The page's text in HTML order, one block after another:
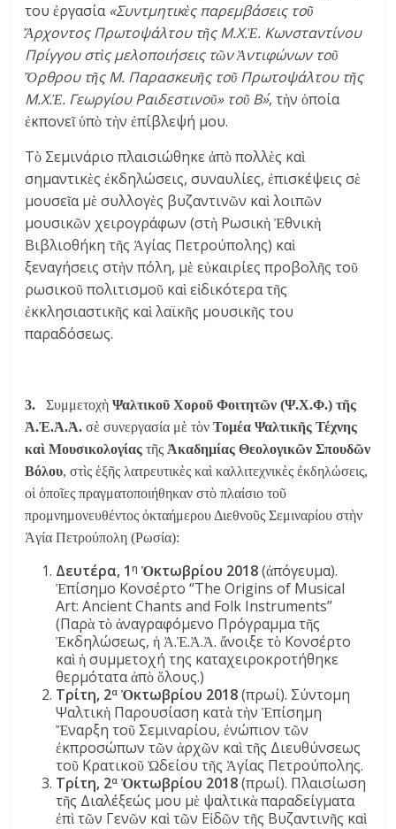
του ἐργασία«Συντμητικὲς παρεμβάσεις τοῦ
Ἄρχοντος Πρωτοψάλτου τῆς Μ.Χ.Ἐ. Κωνσταντίνου
Πρίγγου στὶς μελοποιήσεις τῶν Ἀντιφώνων τοῦ
Ὄρθρου τῆς Μ. Παρασκευῆς τοῦ Πρωτοψάλτου τῆς
Μ.Χ.Ἐ. Γεωργίου Ραιδεστινοῦ» τοῦ Β΄», τὴν ὁποία
ἐκπονεῖ ὑπὸ τὴν ἐπίβλεψή μου.
Τὸ Σεμινάριο πλαισιώθηκε ἀπὸ πολλὲς καὶ
σημαντικὲς ἐκδηλώσεις, συναυλίες, ἐπισκέψεις σὲ
μουσεῖα μὲ συλλογὲς βυζαντινῶν καὶ λοιπῶν
μουσικῶν χειρογράφων (στὴ Ρωσικὴ Ἐθνικὴ
Βιβλιοθήκη τῆς Ἁγίας Πετρούπολης) καὶ
ξεναγήσεις στὴν πόλη, μὲ εὐκαιρίες προβολῆς τοῦ
ρωσικοῦ πολιτισμοῦ καὶ εἰδικότερα τῆς
ἐκκλησιαστικῆς καὶ λαϊκῆς μουσικῆς του
παραδόσεως.
3.ΣυμμετοχὴΨαλτικοῦ Χοροῦ Φοιτητῶν (Ψ.Χ.Φ.) τῆς
Ἀ.Ἐ.Ἀ.Ἀ.σὲ συνεργασία μὲ τὸνΤομέα Ψαλτικῆς Τέχνης
καὶ Μουσικολογίαςτῆς Ἀκαδημίας Θεολογικῶν Σπουδῶν
Βόλου,στὶς ἑξῆς λατρευτικὲς καὶ καλλιτεχνικὲς ἐκδηλώσεις,
οἱ ὁποῖες πραγματοποιήθηκαν στὸ πλαίσιο τοῦ
προμνημονευθέντος ὀκταήμερου Διεθνοῦς Σεμιναρίου στὴν
Ἁγία Πετρούπολη (Ρωσία):
Δευτέρα, 1η Ὀκτωβρίου 2018(ἀπόγευμα).
Ἐπίσημο Κονσέρτο “The Origins of Musical
Art: Ancient Chants and Folk Instruments”
(Παρὰ τὸ ἀναγραφόμενο Πρόγραμμα τῆς
Ἐκδηλώσεως, ἡ Ἀ.Ἐ.Ἀ.Ἀ. ἄνοιξε τὸ Κονσέρτο
καὶ ἡ συμμετοχή της καταχειροκροτήθηκε
θερμότατα ἀπὸ ὅλους.)
Τρίτη, 2α Ὀκτωβρίου 2018(πρωί). Σύντομη
Ψαλτικὴ Παρουσίαση κατὰ τὴν Ἐπίσημη
Ἔναρξη τοῦ Σεμιναρίου, ἐνώπιον τῶν
ἐκπροσώπων τῶν ἀρχῶν καὶ τῆς Διευθύνσεως
τοῦ Κρατικοῦ Ὠδείου τῆς Ἁγίας Πετρούπολης.
Τρίτη, 2α Ὀκτωβρίου 2018(πρωί). Πλαισίωση
τῆς Διαλέξεώς μου μὲ ψαλτικὰ παραδείγματα
ἐπὶ τῶν Γενῶν καὶ τῶν Εἰδῶν τῆς Βυζαντινῆς καὶ